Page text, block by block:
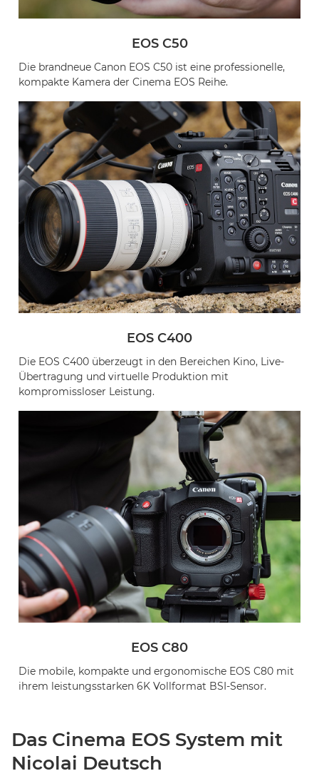
EOS C50
Die brandneue Canon EOS C50 ist eine professionelle,
kompakte Kamera der Cinema EOS Reihe.
EOS C400
Die EOS C400 überzeugt in den Bereichen Kino, Live-
Übertragung und virtuelle Produktion mit
kompromissloser Leistung.
EOS C80
Die mobile, kompakte und ergonomische EOS C80 mit
ihrem leistungsstarken 6K Vollformat BSI-Sensor.
Das Cinema EOS System mit
Nicolai Deutsch